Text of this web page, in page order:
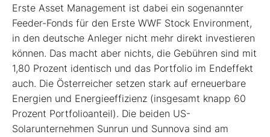
Erste Asset Management ist dabei ein sogenannter
Feeder-Fonds für den Erste WWF Stock Environment,
in den deutsche Anleger nicht mehr direkt investieren
können. Das macht aber nichts, die Gebühren sind mit
1,80 Prozent identisch und das Portfolio im Endeffekt
auch. Die Österreicher setzen stark auf erneuerbare
Energien und Energieeffizienz (insgesamt knapp 60
Prozent Portfolioanteil). Die beiden US-
Solarunternehmen Sunrun und Sunnova sind am